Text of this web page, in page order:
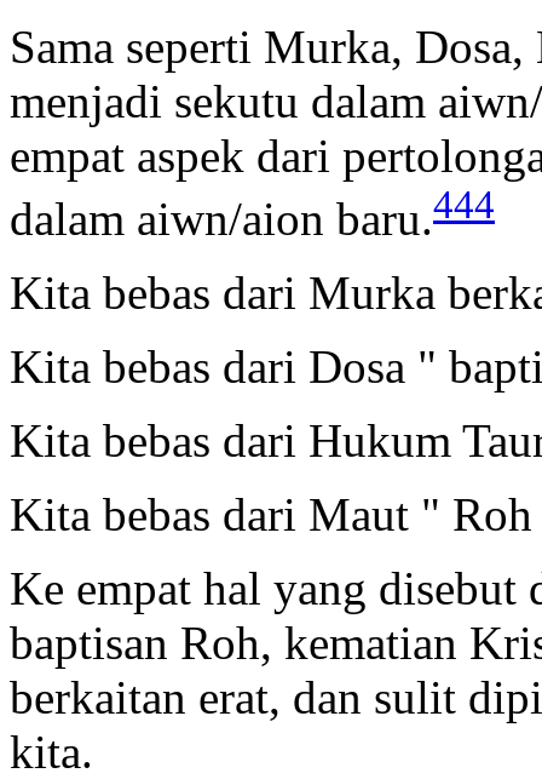
Sama seperti Murka,
menjadi sekutu dalam aiwn
empat aspek dari
dalam aiwn/aion baru.444
Kita bebas dari Murka
Kita bebas dari Dosa "
Kita bebas dari Hukum
Kita bebas dari Maut "
Ke empat hal yang
baptisan Roh, kematian
berkaitan erat, dan sulit
kita.